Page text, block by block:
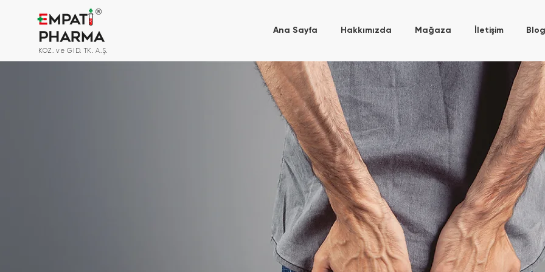
KOZ. ve GID. TK. A.Ş.
Ana Sayfa Hakkımızda Mağaza İletişim Blog